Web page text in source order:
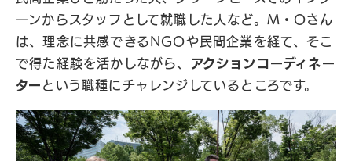
ーンからスタッフとして就職した人など。M・Oさん
は、理念に共感できるNGOや民間企業を経て、そこ
で得た経験を活かしながら、 アクションコーディネー
ター という職種にチャレンジしているところです。